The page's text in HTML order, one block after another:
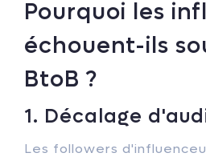
Pourquoi les
échouent-ils
BtoB ?
1. Décalage
Les followers